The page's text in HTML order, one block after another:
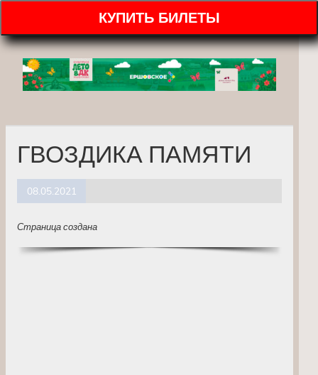
КУПИТЬ БИЛЕТЫ
ГВОЗДИКА ПАМЯТИ
08.05.2021
Страница создана